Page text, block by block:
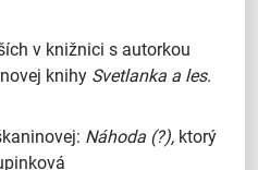
v knižnici s autorkou
knihy Svetlanka a les.
Náhoda (?), ktorý